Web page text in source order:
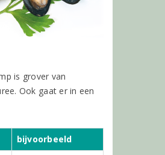
is grover van
Ook gaat er in een
bijvoorbeeld